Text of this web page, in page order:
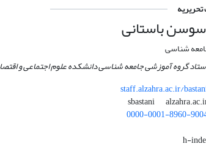
سوسن باستانی
شناسی
گروه آموزشی جامعه شناسی دانشکده علوم اجتماعی و
staff.alzahra.ac.ir/
0000-0001-8960-
h-